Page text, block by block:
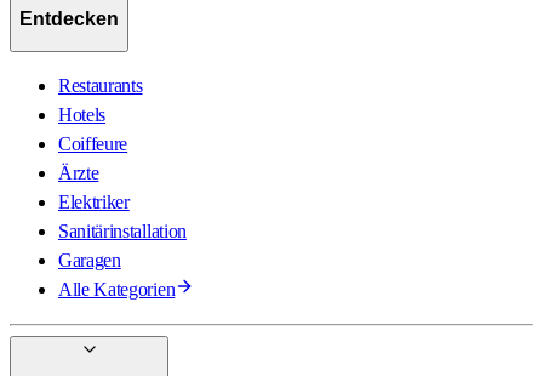
Entdecken
Restaurants
Hotels
Coiffeure
Ärzte
Elektriker
Sanitärinstallation
Garagen
Alle Kategorien